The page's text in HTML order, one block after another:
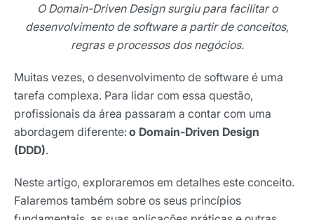
O Domain-Driven Design surgiu para facilitar o
desenvolvimento de software a partir de conceitos,
regras e processos dos negócios.
Muitas vezes, o desenvolvimento de software é uma
tarefa complexa. Para lidar com essa questão,
profissionais da área passaram a contar com uma
abordagem diferente: o Domain-Driven Design
(DDD).
Neste artigo, exploraremos em detalhes este conceito.
Falaremos também sobre os seus princípios